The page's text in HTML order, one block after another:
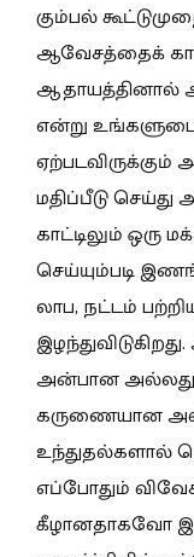
கும்பல்
ஆவேசத்தைக்
ஆதாயத்தினால்
என்று
மதிப்பீடு
காட்டிலும் ஒரு
செய்யும்படி
லாப, நட்டம்
அன்பான அல்லது
கருணையான
உந்துதல்களால்
எப்போதும்
கீழானதாகவோ